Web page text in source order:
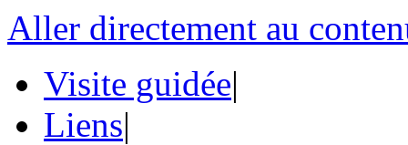
Aller directement au
Visite guidée|
Liens|